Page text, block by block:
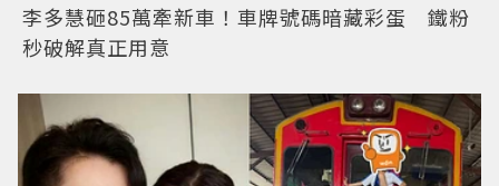
李多慧砸85萬牽新車！車牌號碼暗藏彩蛋 鐵粉
秒破解真正用意